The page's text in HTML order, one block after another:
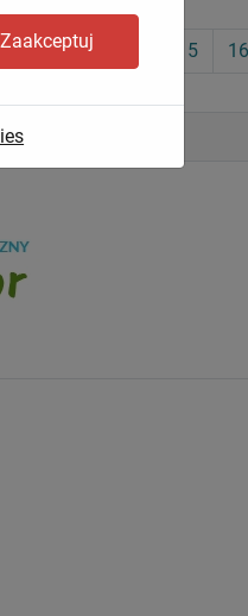
12 13 15 16
Zaakceptuj